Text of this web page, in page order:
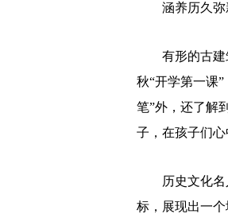
涵养历久弥
有形的古建筑
秋“开学第一课
笔”外，还了解
子，在孩子们心
历史文化名人
标，展现出一个